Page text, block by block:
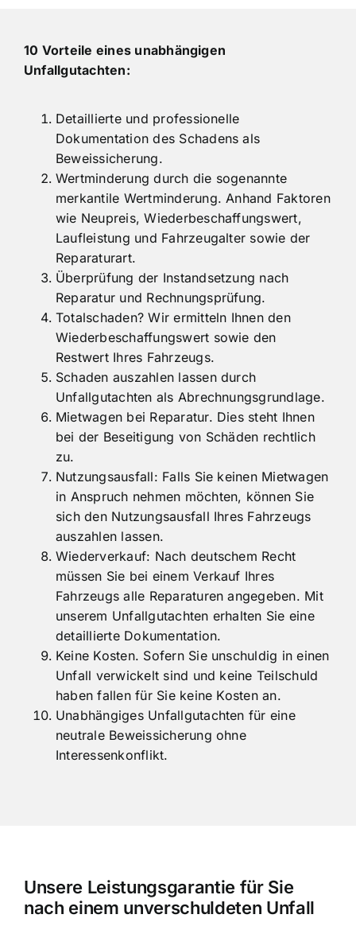
10 Vorteile eines unabhängigen
Unfallgutachten:
Detaillierte und professionelle
Dokumentation des Schadens als
Beweissicherung.
Wertminderung durch die sogenannte
merkantile Wertminderung. Anhand Faktoren
wie Neupreis, Wiederbeschaffungswert,
Laufleistung und Fahrzeugalter sowie der
Reparaturart.
Überprüfung der Instandsetzung nach
Reparatur und Rechnungsprüfung.
Totalschaden? Wir ermitteln Ihnen den
Wiederbeschaffungswert sowie den
Restwert Ihres Fahrzeugs.
Schaden auszahlen lassen durch
Unfallgutachten als Abrechnungsgrundlage.
Mietwagen bei Reparatur. Dies steht Ihnen
bei der Beseitigung von Schäden rechtlich
zu.
Nutzungsausfall: Falls Sie keinen Mietwagen
in Anspruch nehmen möchten, können Sie
sich den Nutzungsausfall Ihres Fahrzeugs
auszahlen lassen.
Wiederverkauf: Nach deutschem Recht
müssen Sie bei einem Verkauf Ihres
Fahrzeugs alle Reparaturen angegeben. Mit
unserem Unfallgutachten erhalten Sie eine
detaillierte Dokumentation.
Keine Kosten. Sofern Sie unschuldig in einen
Unfall verwickelt sind und keine Teilschuld
haben fallen für Sie keine Kosten an.
Unabhängiges Unfallgutachten für eine
neutrale Beweissicherung ohne
Interessenkonflikt.
Unsere Leistungsgarantie für Sie
nach einem unverschuldeten Unfall